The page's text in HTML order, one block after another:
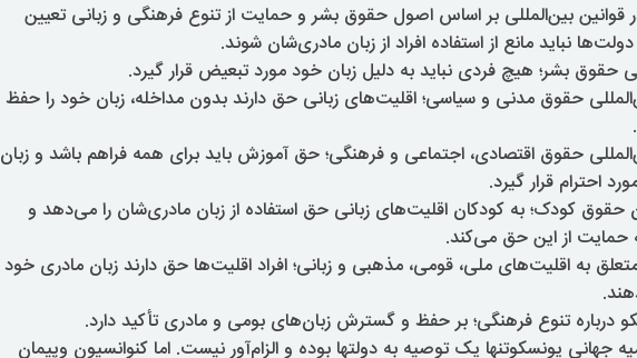
قوانین بین‌المللی بر اساس اصول حقوق بشر و حمایت از تنوع فرهنگی و زبانی تعیین
نباید مانع از استفاده افراد از زبان مادری‌شان شوند.
بین‌المللی حقوق مدنی و سیاسی؛ اقلیت‌های زبانی حق دارند بدون مداخله، زبان خود را حفظ
بین‌المللی حقوق اقتصادی، اجتماعی و فرهنگی؛ حق آموزش باید برای همه فراهم باشد و زبان
احترام قرار گیرد.
حقوق کودک؛ به کودکان اقلیت‌های زبانی حق استفاده از زبان مادری‌شان را می‌دهد و
حمایت از این حق می‌کند.
به اقلیت‌های ملی، قومی، مذهبی و زبانی؛ افراد اقلیت‌ها حق دارند زبان مادری خود
درباره تنوع فرهنگی؛ بر حفظ و گسترش زبان‌های بومی و مادری تأکید دارد.
جهانی یونسکوتنها یک توصیه به دولتها بوده و الزام‌آور نیست. اما کنوانسیون وپیمان